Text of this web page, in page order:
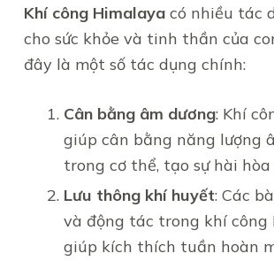
Khí công Himalayacó nhiều tác
cho sức khỏe và tinh thần của
đây là một số tác dụng chính:
Cân bằng âm dương: Khí
giúp cân bằng năng lượng
trong cơ thể, tạo sự hài
Lưu thông khí huyết: Các
và động tác trong khí công
giúp kích thích tuần hoàn